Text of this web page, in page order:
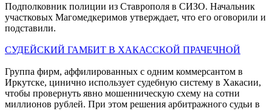
Подполковник полиции из Ставрополя в СИЗО. Начальник
участковых Магомедкеримов утверждает, что его оговорили и
подставили.
СУДЕЙСКИЙ ГАМБИТ В ХАКАССКОЙ ПРАЧЕЧНОЙ
Группа фирм, аффилированных с одним коммерсантом в
Иркутске, цинично использует судебную систему в Хакасии,
чтобы провернуть явно мошенническую схему на сотни
миллионов рублей. При этом решения арбитражного судьи в